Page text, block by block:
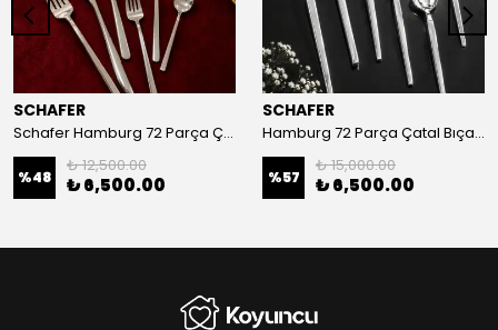
SCHAFER
Schafer Hamburg 72 Parça Çatal Kaşık Bıçak Takımı
%48
₺ 12,500.00
₺ 6,500.00
SCHAFER
Hamburg 72 Parça Çatal Bıçak Takımı
%57
₺ 15,000.00
₺ 6,500.00